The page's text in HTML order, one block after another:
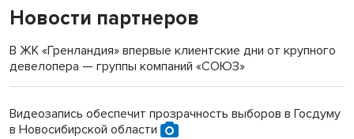
Новости партнеров
В ЖК «Гренландия» впервые клиентские дни от крупного
девелопера — группы компаний «СОЮЗ»
Видеозапись обеспечит прозрачность выборов в Госдуму
в Новосибирской области